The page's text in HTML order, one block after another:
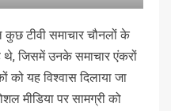
कुछ टीवी समाचार चौनलों के
थे, जिसमें उनके समाचार एंकरों
को यह विश्वास दिलाया जा
मीडिया पर सामग्री को